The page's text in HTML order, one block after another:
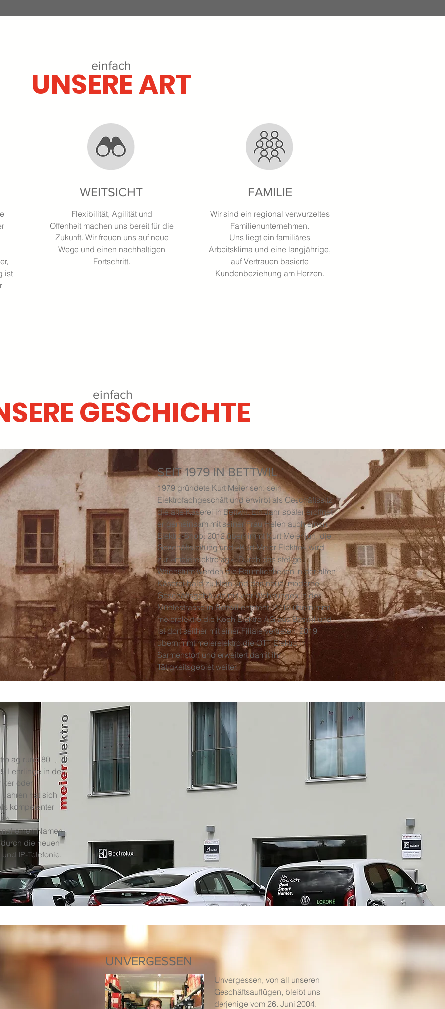
UNSERE ART
einfach
ist
WEITSICHT
Flexibilität, Agilität und
Offenheit machen uns bereit für die
Zukunft. Wir freuen uns auf neue
Wege und einen nachhaltigen
Fortschritt.
FAMILIE
Wir sind ein regional verwurzeltes
Familienunternehmen.
Uns liegt ein familiäres
Arbeitsklima und eine langjährige,
auf Vertrauen basierte
Kundenbeziehung am Herzen.
GESCHICHTE
einfach
SEIT 1979 IN BETTWIL
1979 gründete Kurt Meier sen. sein
Elektrofachgeschäft und erwirbt als Geschäftssitz
die alte Käserei in Bettwil. Ein Jahr später eröffnet
er gemeinsam mit seiner Frau Helen auch einen
Elektro-Shop. 2012 übernimmt Kurt Meier jun. die
Geschäftsleitung und «Kurt Meier Elektro» wird
zur «meierelektro ag». Durch das stetige
Wachstum werden die Räumlichkeiten in der alten
Käserei bald zu klein und das neue, moderne
Geschäftsgebäude mit vier Wohnungen in der
Mühlestrasse in Bettwil entsteht. 2016 übernimmt
meierelektro die Koch Elektro AG aus Boswil und
ist dort seither mit einer Filiale vertreten. 2019
übernimmt meierelektro die OTT Elektro in
Sarmenstorf und erweitert damit ihr
Tätigkeitsgebiet weiter.
ag rund 80
Lehrlinge in der
oder
Jahren hat sich
kompetenter
einen Namen
die neuen
IP-Telefonie.
UNVERGESSEN
Unvergessen, von all unseren
Geschäftsauflügen, bleibt uns
derjenige vom 26. Juni 2004.